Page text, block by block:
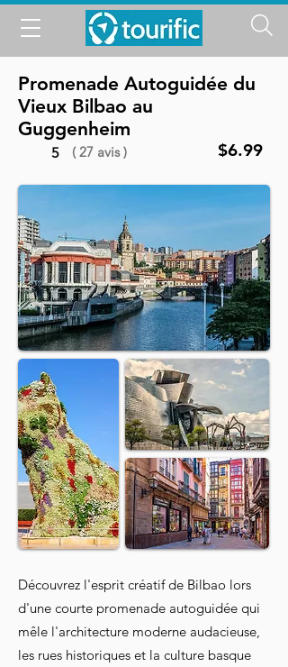
Promenade Autoguidée du
Vieux Bilbao au
Guggenheim
5 ( 27 avis ) $6.99
Découvrez l'esprit créatif de Bilbao lors
d'une courte promenade autoguidée qui
mêle l'architecture moderne audacieuse,
les rues historiques et la culture basque